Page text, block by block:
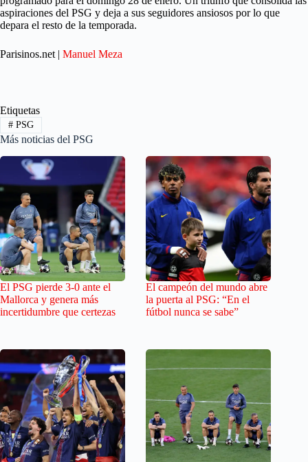
aspiraciones del PSG y deja a sus seguidores ansiosos por lo que
depara el resto de la temporada.
Parisinos.net | Manuel Meza
Etiquetas
#PSG
Más noticias del PSG
El PSG pierde 3-0 ante el
Mallorca y genera más
incertidumbre que certezas
El campeón del mundo abre
la puerta al PSG: “En el
fútbol nunca se sabe”